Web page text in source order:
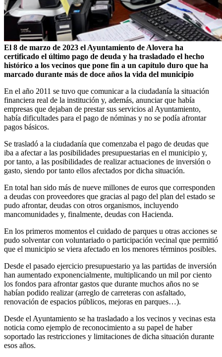
El 8 de marzo de 2023 el Ayuntamiento de Alovera ha
certificado el último pago de deuda y ha trasladado el hecho
histórico a los vecinos que pone fin a un capítulo duro que ha
marcado durante más de doce años la vida del municipio
En el año 2011 se tuvo que comunicar a la ciudadanía la situación
financiera real de la institución y, además, anunciar que había
empresas que dejaban de prestar sus servicios al Ayuntamiento,
había dificultades para el pago de nóminas y no se podía afrontar
pagos básicos.
Se trasladó a la ciudadanía que comenzaba el pago de deudas que
iba a afectar a las posibilidades presupuestarias en el municipio y,
por tanto, a las posibilidades de realizar actuaciones de inversión o
gasto, siendo por tanto ellos afectados por dicha situación.
En total han sido más de nueve millones de euros que corresponden
a deudas con proveedores que gracias al pago del plan del estado se
pudo afrontar, deudas con otros organismos, incluyendo
mancomunidades y, finalmente, deudas con Hacienda.
En los primeros momentos el cuidado de parques u otras acciones se
pudo solventar con voluntariado o participación vecinal que permitió
que el municipio se viera afectado en los menores términos posibles.
Desde el pasado ejercicio presupuestario ya las partidas de inversión
han aumentado exponencialmente, multiplicando un mil por ciento
los fondos para afrontar gastos que durante muchos años no se
habían podido realizar (arreglo de carreteras con asfaltado,
renovación de espacios públicos, mejoras en parques…).
Desde el Ayuntamiento se ha trasladado a los vecinos y vecinas esta
noticia como ejemplo de reconocimiento a su papel de haber
soportado las restricciones y limitaciones de dicha situación durante
esos años.